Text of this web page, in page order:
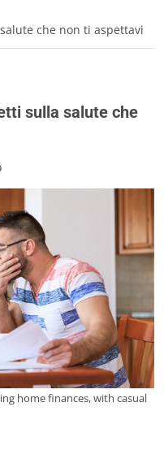
che non ti aspettavi
sulla salute che
home finances, with casual